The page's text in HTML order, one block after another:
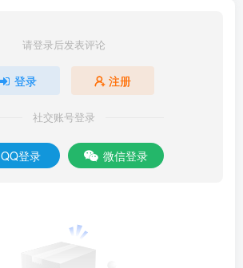
请登录后发表评论
登录 注册
社交账号登录
QQ登录 微信登录